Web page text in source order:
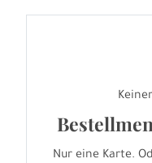
Nur eine Karte.